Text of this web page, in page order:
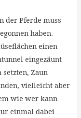
der Pferde muss
haben.
einen
eingezäunt
Zaun
vielleicht aber
wie wer kann
einmal dabei